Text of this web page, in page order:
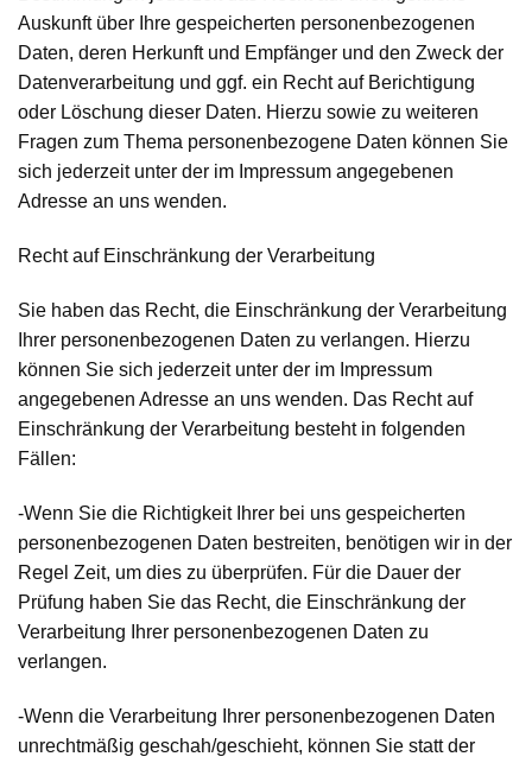
Auskunft über Ihre gespeicherten personenbezogenen
Daten, deren Herkunft und Empfänger und den Zweck der
Datenverarbeitung und ggf. ein Recht auf Berichtigung
oder Löschung dieser Daten. Hierzu sowie zu weiteren
Fragen zum Thema personenbezogene Daten können Sie
sich jederzeit unter der im Impressum angegebenen
Adresse an uns wenden.
Recht auf Einschränkung der Verarbeitung
Sie haben das Recht, die Einschränkung der Verarbeitung
Ihrer personenbezogenen Daten zu verlangen. Hierzu
können Sie sich jederzeit unter der im Impressum
angegebenen Adresse an uns wenden. Das Recht auf
Einschränkung der Verarbeitung besteht in folgenden
Fällen:
-Wenn Sie die Richtigkeit Ihrer bei uns gespeicherten
personenbezogenen Daten bestreiten, benötigen wir in der
Regel Zeit, um dies zu überprüfen. Für die Dauer der
Prüfung haben Sie das Recht, die Einschränkung der
Verarbeitung Ihrer personenbezogenen Daten zu
verlangen.
-Wenn die Verarbeitung Ihrer personenbezogenen Daten
unrechtmäßig geschah/geschieht, können Sie statt der